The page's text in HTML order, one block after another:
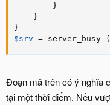
}
}
}
$srv = server_busy (
Đoạn mã trên có ý nghĩa
tại một thời điểm. Nếu